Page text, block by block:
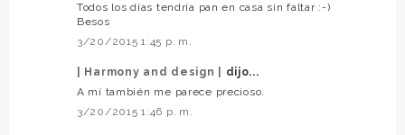
Todos los días tendría pan en casa sin faltar :-)
Besos
3/20/2015 1:45 p. m.
| Harmony and design |
dijo...
A mí también me parece precioso.
3/20/2015 1:46 p. m.